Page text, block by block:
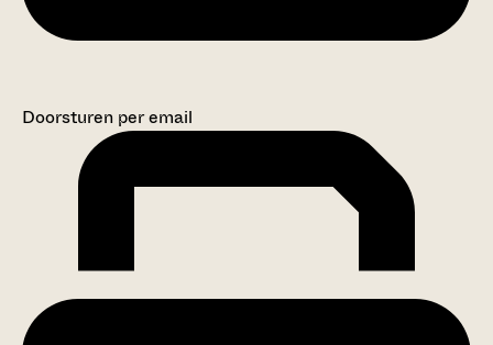
Doorsturen per email